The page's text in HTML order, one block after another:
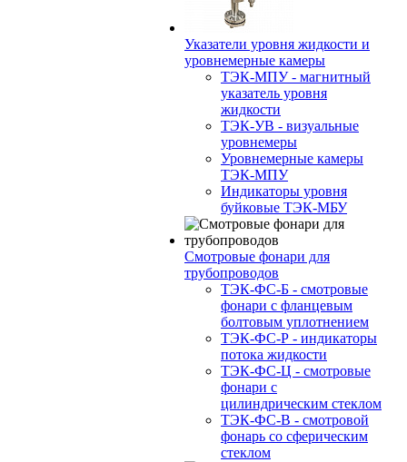
Указатели уровня жидкости и
уровнемерные камеры
ТЭК-МПУ - магнитный
указатель уровня
жидкости
ТЭК-УВ - визуальные
уровнемеры
Уровнемерные камеры
ТЭК-МПУ
Индикаторы уровня
буйковые ТЭК-МБУ
Смотровые фонари для
трубопроводов
ТЭК-ФС-Б - смотровые
фонари с фланцевым
болтовым уплотнением
ТЭК-ФС-Р - индикаторы
потока жидкости
ТЭК-ФС-Ц - смотровые
фонари с
цилиндрическим стеклом
ТЭК-ФС-В - смотровой
фонарь со сферическим
стеклом